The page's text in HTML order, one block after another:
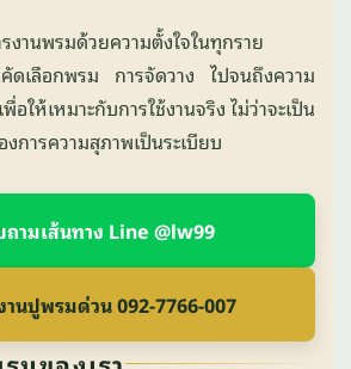
งานพรมด้วยความตั้งใจในทุกราย
ดเลือกพรม การจัดวาง ไปจนถึงความ
ให้เหมาะกับการใช้งานจริง ไม่ว่าจะเป็น
การความสุภาพเป็นระเบียบ
ามเส้นทาง Line @lw99
นปูพรมด่วน 092-7766-007